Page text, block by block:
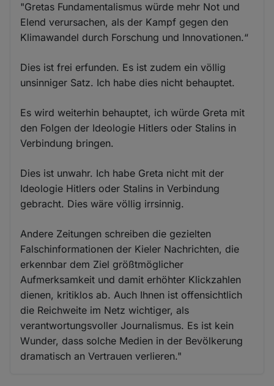
"Gretas Fundamentalismus würde mehr Not und
Elend verursachen, als der Kampf gegen den
Klimawandel durch Forschung und Innovationen.“
Dies ist frei erfunden. Es ist zudem ein völlig
unsinniger Satz. Ich habe dies nicht behauptet.
Es wird weiterhin behauptet, ich würde Greta mit
den Folgen der Ideologie Hitlers oder Stalins in
Verbindung bringen.
Dies ist unwahr. Ich habe Greta nicht mit der
Ideologie Hitlers oder Stalins in Verbindung
gebracht. Dies wäre völlig irrsinnig.
Andere Zeitungen schreiben die gezielten
Falschinformationen der Kieler Nachrichten, die
erkennbar dem Ziel größtmöglicher
Aufmerksamkeit und damit erhöhter Klickzahlen
dienen, kritiklos ab. Auch Ihnen ist offensichtlich
die Reichweite im Netz wichtiger, als
verantwortungsvoller Journalismus. Es ist kein
Wunder, dass solche Medien in der Bevölkerung
dramatisch an Vertrauen verlieren."